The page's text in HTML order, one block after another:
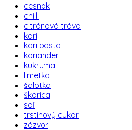
cesnak
chilli
citrónová tráva
kari
kari pasta
koriander
kukruma
limetka
šalotka
škorica
soľ
trstinový cukor
zázvor